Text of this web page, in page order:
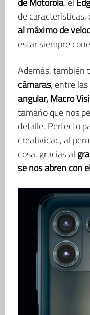
de características,
al máximo de
estar siempre
Además, también
cámaras, entre
angular, Macro
tamaño que nos
detalle. Perfecto
creatividad, al
cosa, gracias al
se nos abren con